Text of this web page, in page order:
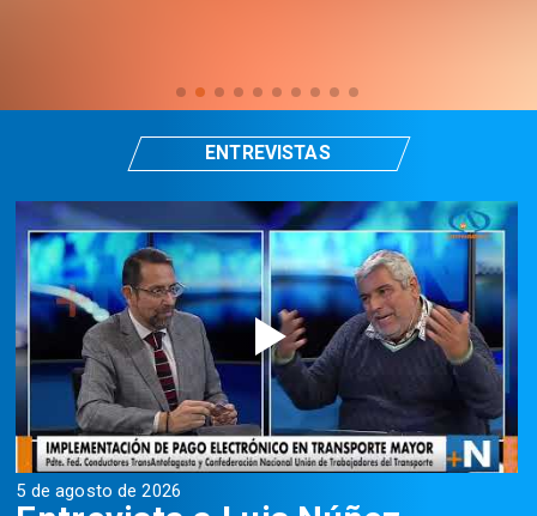
5 de agosto de 2026
ENTREVISTAS